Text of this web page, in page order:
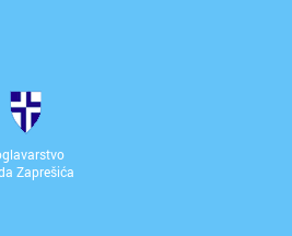
Zaprešića